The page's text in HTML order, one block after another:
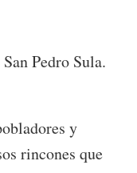
Pedro Sula.